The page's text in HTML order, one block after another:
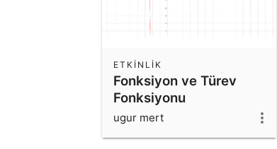
Fonksiyon ve Türev
Fonksiyonu
ETKINLIK
ugur mert